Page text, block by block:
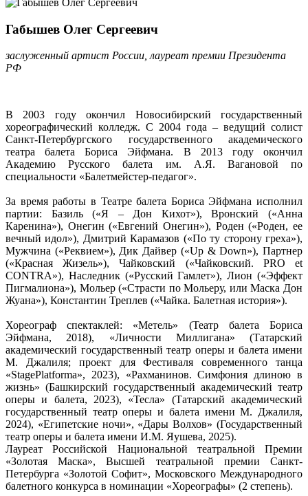
Габышев Олег Сергеевич
заслуженный артист России, лауреат премии Президента
РФ
В 2003 году окончил Новосибирский государственный
хореографический колледж. С 2004 года – ведущий солист
Санкт-Петербургского государственного академического
театра балета Бориса Эйфмана. В 2013 году окончил
Академию Русского балета им. А.Я. Вагановой по
специальности «Балетмейстер-педагог».
За время работы в Театре балета Бориса Эйфмана исполнил
партии: Базиль («Я – Дон Кихот»), Вронский («Анна
Каренина»), Онегин («Евгений Онегин»), Роден («Роден, ее
вечный идол»), Дмитрий Карамазов («По ту сторону греха»),
Мужчина («Реквием»), Дик Дайвер («Up & Down»), Партнер
(«Красная Жизель»), Чайковский («Чайковский. PRO et
CONTRA»), Наследник («Русский Гамлет»), Лион («Эффект
Пигмалиона»), Мольер («Страсти по Мольеру, или Маска Дон
Жуана»), Константин Треплев («Чайка. Балетная история»).
Хореограф спектаклей: «Метель» (Театр балета Бориса
Эйфмана, 2018), «Личности Миллигана» (Татарский
академический государственный театр оперы и балета имени
М. Джалиля; проект для Фестиваля современного танца
«StagePlatforma», 2023), «Рахманинов. Симфония длиною в
жизнь» (Башкирский государственный академический театр
оперы и балета, 2023), «Тесла» (Татарский академический
государственный театр оперы и балета имени М. Джалиля,
2024), «Египетские ночи», «Дары Волхов» (Государственный
театр оперы и балета имени И.М. Яушева, 2025).
Лауреат Российской Национальной театральной Премии
«Золотая Маска», Высшей театральной премии Санкт-
Петербурга «Золотой Софит», Московского Международного
балетного конкурса в номинации «Хореографы» (2 степень).